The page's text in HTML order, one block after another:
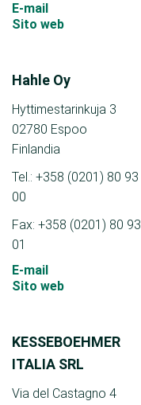
E-mail
Sito web
Hahle Oy
Hyttimestarinkuja 3
02780 Espoo
Finlandia
Tel.: +358 (0201) 80 93
00
Fax: +358 (0201) 80 93
01
E-mail
Sito web
KESSEBOEHMER
ITALIA SRL
Via del Castagno 4